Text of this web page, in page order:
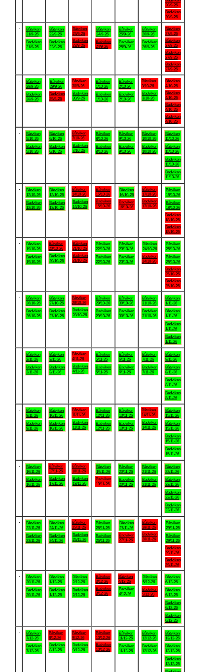
20/9-26
Badviken
20/9-26
Båtviken
21/9-26
Badviken
21/9-26
Båtviken
22/9-26
Badviken
22/9-26
Båtviken
23/9-26
Badviken
23/9-26
Båtviken
24/9-26
Badviken
24/9-26
Båtviken
25/9-26
Badviken
25/9-26
Båtviken
26/9-26
Badviken
26/9-26
Båtviken
27/9-26
Båtviken
27/9-26
Badviken
27/9-26
Badviken
27/9-26
Båtviken
28/9-26
Badviken
28/9-26
Båtviken
29/9-26
Badviken
29/9-26
Båtviken
30/9-26
Badviken
30/9-26
Båtviken
1/10-26
Badviken
1/10-26
Båtviken
2/10-26
Badviken
2/10-26
Båtviken
3/10-26
Badviken
3/10-26
Båtviken
4/10-26
Båtviken
4/10-26
Badviken
4/10-26
Badviken
4/10-26
Båtviken
5/10-26
Badviken
5/10-26
Båtviken
6/10-26
Badviken
6/10-26
Båtviken
7/10-26
Badviken
7/10-26
Båtviken
8/10-26
Badviken
8/10-26
Båtviken
9/10-26
Badviken
9/10-26
Båtviken
10/10-26
Badviken
10/10-26
Båtviken
11/10-26
Båtviken
11/10-26
Badviken
11/10-26
Badviken
11/10-26
Båtviken
12/10-26
Badviken
12/10-26
Båtviken
13/10-26
Badviken
13/10-26
Båtviken
14/10-26
Badviken
14/10-26
Båtviken
15/10-26
Badviken
15/10-26
Båtviken
16/10-26
Badviken
16/10-26
Båtviken
17/10-26
Badviken
17/10-26
Båtviken
18/10-26
Båtviken
18/10-26
Badviken
18/10-26
Badviken
18/10-26
Båtviken
19/10-26
Badviken
19/10-26
Båtviken
20/10-26
Badviken
20/10-26
Båtviken
21/10-26
Badviken
21/10-26
Båtviken
22/10-26
Badviken
22/10-26
Båtviken
23/10-26
Badviken
23/10-26
Båtviken
24/10-26
Badviken
24/10-26
Båtviken
25/10-26
Båtviken
25/10-26
Badviken
25/10-26
Badviken
25/10-26
Båtviken
26/10-26
Badviken
26/10-26
Båtviken
27/10-26
Badviken
27/10-26
Båtviken
28/10-26
Badviken
28/10-26
Båtviken
29/10-26
Badviken
29/10-26
Båtviken
30/10-26
Badviken
30/10-26
Båtviken
31/10-26
Badviken
31/10-26
Båtviken
1/11-26
Båtviken
1/11-26
Badviken
1/11-26
Badviken
1/11-26
Båtviken
2/11-26
Badviken
2/11-26
Båtviken
3/11-26
Badviken
3/11-26
Båtviken
4/11-26
Badviken
4/11-26
Båtviken
5/11-26
Badviken
5/11-26
Båtviken
6/11-26
Badviken
6/11-26
Båtviken
7/11-26
Badviken
7/11-26
Båtviken
8/11-26
Båtviken
8/11-26
Badviken
8/11-26
Badviken
8/11-26
Båtviken
9/11-26
Badviken
9/11-26
Båtviken
10/11-26
Badviken
10/11-26
Båtviken
11/11-26
Badviken
11/11-26
Båtviken
12/11-26
Badviken
12/11-26
Båtviken
13/11-26
Badviken
13/11-26
Båtviken
14/11-26
Badviken
14/11-26
Båtviken
15/11-26
Båtviken
15/11-26
Badviken
15/11-26
Badviken
15/11-26
Båtviken
16/11-26
Badviken
16/11-26
Båtviken
17/11-26
Badviken
17/11-26
Båtviken
18/11-26
Badviken
18/11-26
Båtviken
19/11-26
Badviken
19/11-26
Båtviken
20/11-26
Badviken
20/11-26
Båtviken
21/11-26
Badviken
21/11-26
Båtviken
22/11-26
Båtviken
22/11-26
Badviken
22/11-26
Badviken
22/11-26
Båtviken
23/11-26
Badviken
23/11-26
Båtviken
24/11-26
Badviken
24/11-26
Båtviken
25/11-26
Badviken
25/11-26
Båtviken
26/11-26
Badviken
26/11-26
Båtviken
27/11-26
Badviken
27/11-26
Båtviken
28/11-26
Badviken
28/11-26
Båtviken
29/11-26
Båtviken
29/11-26
Badviken
29/11-26
Badviken
29/11-26
Båtviken
30/11-26
Badviken
30/11-26
Båtviken
1/12-26
Badviken
1/12-26
Båtviken
2/12-26
Badviken
2/12-26
Båtviken
3/12-26
Badviken
3/12-26
Båtviken
4/12-26
Badviken
4/12-26
Båtviken
5/12-26
Badviken
5/12-26
Båtviken
6/12-26
Båtviken
6/12-26
Badviken
6/12-26
Badviken
6/12-26
Båtviken
7/12-26
Badviken
7/12-26
Båtviken
8/12-26
Badviken
8/12-26
Båtviken
9/12-26
Badviken
9/12-26
Båtviken
10/12-26
Badviken
10/12-26
Båtviken
11/12-26
Badviken
11/12-26
Båtviken
12/12-26
Badviken
12/12-26
Båtviken
13/12-26
Båtviken
13/12-26
Badviken
13/12-26